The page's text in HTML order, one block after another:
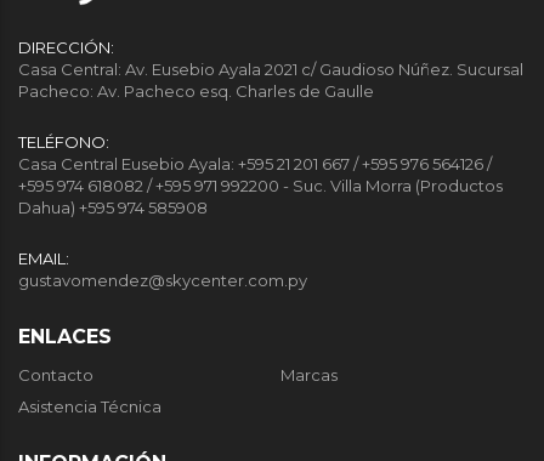
DIRECCIÓN:
Casa Central: Av. Eusebio Ayala 2021 c/ Gaudioso Núñez. Sucursal
Pacheco: Av. Pacheco esq. Charles de Gaulle
TELÉFONO:
Casa Central Eusebio Ayala: +595 21 201 667 / +595 976 564126 /
+595 974 618082 / +595 971 992200 - Suc. Villa Morra (Productos
Dahua) +595 974 585908
EMAIL:
gustavomendez@skycenter.com.py
ENLACES
Contacto
Asistencia Técnica
Marcas